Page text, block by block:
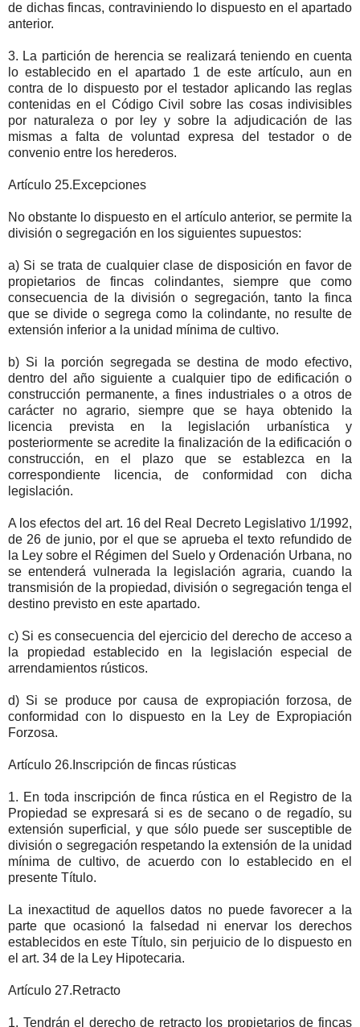
de dichas fincas, contraviniendo lo dispuesto en el apartado
anterior.
3. La partición de herencia se realizará teniendo en cuenta
lo establecido en el apartado 1 de este artículo, aun en
contra de lo dispuesto por el testador aplicando las reglas
contenidas en el Código Civil sobre las cosas indivisibles
por naturaleza o por ley y sobre la adjudicación de las
mismas a falta de voluntad expresa del testador o de
convenio entre los herederos.
Artículo 25.Excepciones
No obstante lo dispuesto en el artículo anterior, se permite la
división o segregación en los siguientes supuestos:
a) Si se trata de cualquier clase de disposición en favor de
propietarios de fincas colindantes, siempre que como
consecuencia de la división o segregación, tanto la finca
que se divide o segrega como la colindante, no resulte de
extensión inferior a la unidad mínima de cultivo.
b) Si la porción segregada se destina de modo efectivo,
dentro del año siguiente a cualquier tipo de edificación o
construcción permanente, a fines industriales o a otros de
carácter no agrario, siempre que se haya obtenido la
licencia prevista en la legislación urbanística y
posteriormente se acredite la finalización de la edificación o
construcción, en el plazo que se establezca en la
correspondiente licencia, de conformidad con dicha
legislación.
A los efectos del art. 16 del Real Decreto Legislativo 1/1992,
de 26 de junio, por el que se aprueba el texto refundido de
la Ley sobre el Régimen del Suelo y Ordenación Urbana, no
se entenderá vulnerada la legislación agraria, cuando la
transmisión de la propiedad, división o segregación tenga el
destino previsto en este apartado.
c) Si es consecuencia del ejercicio del derecho de acceso a
la propiedad establecido en la legislación especial de
arrendamientos rústicos.
d) Si se produce por causa de expropiación forzosa, de
conformidad con lo dispuesto en la Ley de Expropiación
Forzosa.
Artículo 26.Inscripción de fincas rústicas
1. En toda inscripción de finca rústica en el Registro de la
Propiedad se expresará si es de secano o de regadío, su
extensión superficial, y que sólo puede ser susceptible de
división o segregación respetando la extensión de la unidad
mínima de cultivo, de acuerdo con lo establecido en el
presente Título.
La inexactitud de aquellos datos no puede favorecer a la
parte que ocasionó la falsedad ni enervar los derechos
establecidos en este Título, sin perjuicio de lo dispuesto en
el art. 34 de la Ley Hipotecaria.
Artículo 27.Retracto
1. Tendrán el derecho de retracto los propietarios de fincas